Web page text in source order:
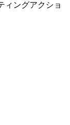
ィングアクショ